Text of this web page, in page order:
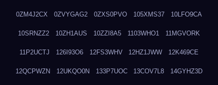
0ZM4J2CX 0ZVYGAG2 0ZXS0PVO 105XMS37 10LFO9CA
10SRNZZ2 10ZH1AUS 10ZZI8A5 1103WHO1 11MGVORK
11P2UCTJ 126I93O6 12FS3WHV 12HZ1JWW 12K469CE
12QCPWZN 12UKQO0N 133P7UOC 13COV7L8 14GYHZ3D